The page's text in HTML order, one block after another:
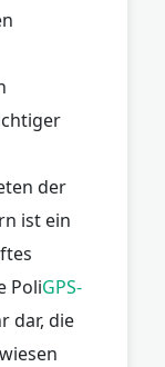
der
ist ein
PoliGPS-
dar, die